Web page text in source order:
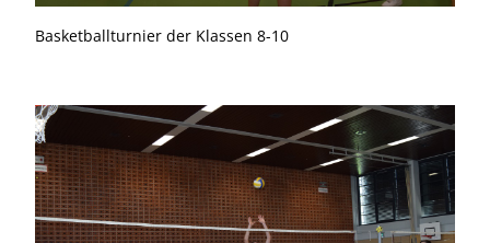
Basketballturnier der Klassen 8-10